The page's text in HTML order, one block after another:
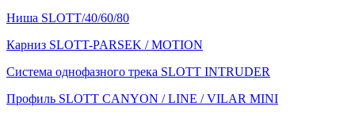
Ниша SLOTT/40/60/80
Карниз SLOTT-PARSEK / MOTION
Система однофазного трека SLOTT INTRUDER
Профиль SLOTT CANYON / LINE / VILAR MINI